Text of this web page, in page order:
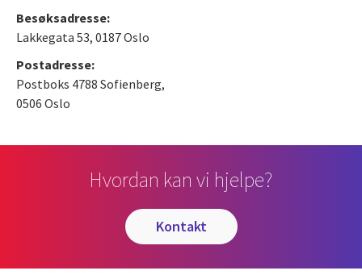
Besøksadresse:
Lakkegata 53, 0187 Oslo
Postadresse:
Postboks 4788 Sofienberg,
0506 Oslo
Hvordan kan vi hjelpe?
kontakt